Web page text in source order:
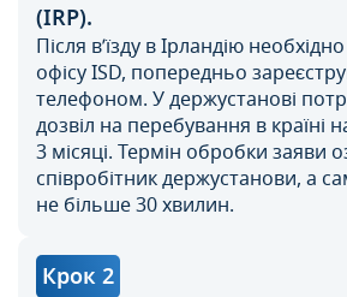
(IRP).
Після в’їзду в Ірландію
офісу ISD, попередньо
телефоном. У держустанові
дозвіл на перебування в країні
3 місяці. Термін обробки заяви
співробітник держустанови, а
не більше 30 хвилин.
Крок 2